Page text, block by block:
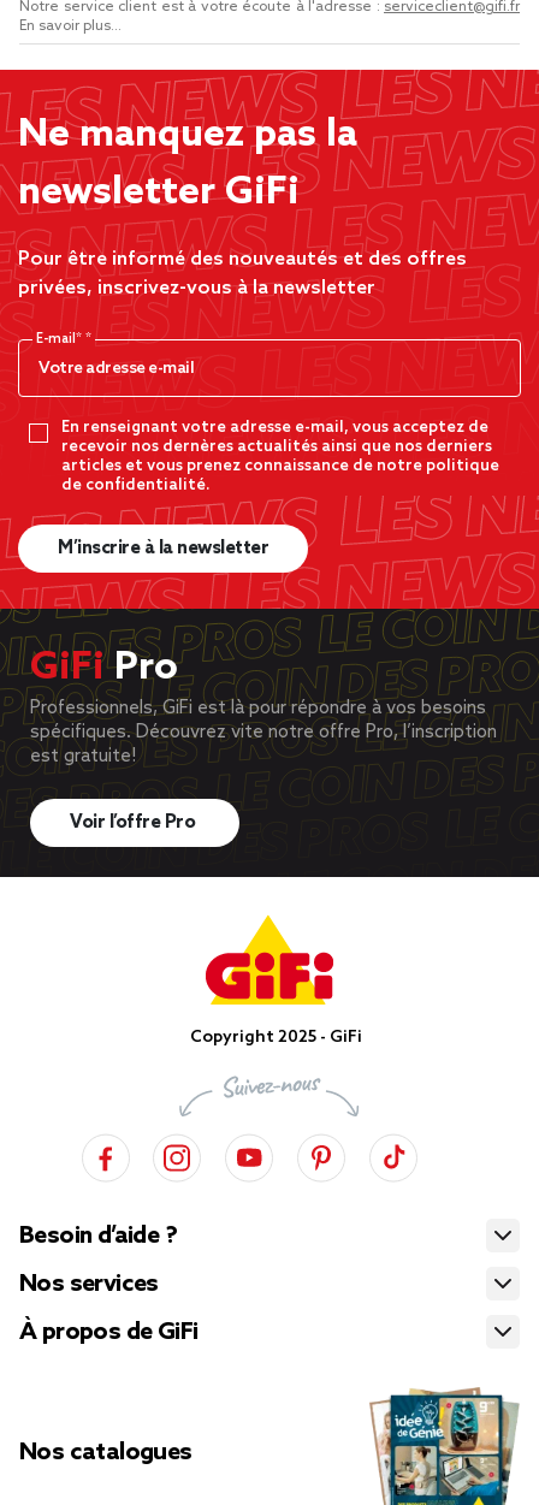
Notre service client est à votre écoute à l'adresse : serviceclient@gifi.fr
En savoir plus...
Ne manquez pas la
newsletter GiFi
Pour être informé des nouveautés et des offres
privées, inscrivez-vous à la newsletter
E-mail*
En renseignant votre adresse e-mail, vous acceptez de
recevoir nos dernères actualités ainsi que nos derniers
articles et vous prenez connaissance de notre politique
de confidentialité.
M’inscrire à la newsletter
GiFiPro
Professionnels, GiFi est là pour répondre à vos besoins
spécifiques. Découvrez vite notre offre Pro, l’inscription
est gratuite!
Voir l’offre Pro
Copyright 2025 - GiFi
Besoin d’aide ?
Nos services
À propos de GiFi
Nos catalogues